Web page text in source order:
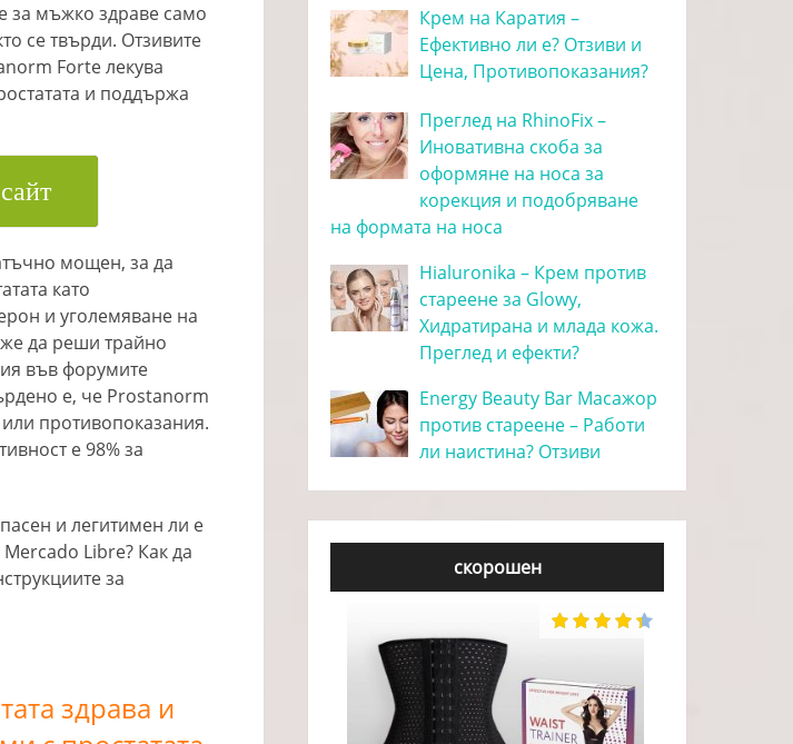
за мъжко здраве само
се твърди. Отзивите
Forte лекува
и поддържа
мощен, за да
като
и уголемяване на
да реши трайно
във форумите
е, че Prostanorm
противопоказания.
е 98% за
и легитимен ли е
Libre? Как да
за
здрава и
Крем на Каратия –
Ефективно ли е? Отзиви и
Цена, Противопоказания?
Преглед на RhinoFix –
Иновативна скоба за
оформяне на носа за
корекция и подобряване
на формата на носа
Hialuronika – Крем против
стареене за Glowy,
Хидратирана и млада кожа.
Преглед и ефекти?
Energy Beauty Bar Масажор
против стареене – Работи
ли наистина? Отзиви
скорошен